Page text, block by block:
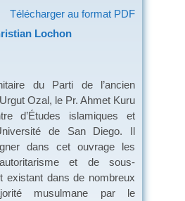
Télécharger au format PDF
Lochon
du Parti de l’ancien
Ozal, le Pr. Ahmet Kuru
d’Études islamiques et
de San Diego. Il
dans cet ouvrage les
et de sous-
existant dans de nombreux
musulmane par le